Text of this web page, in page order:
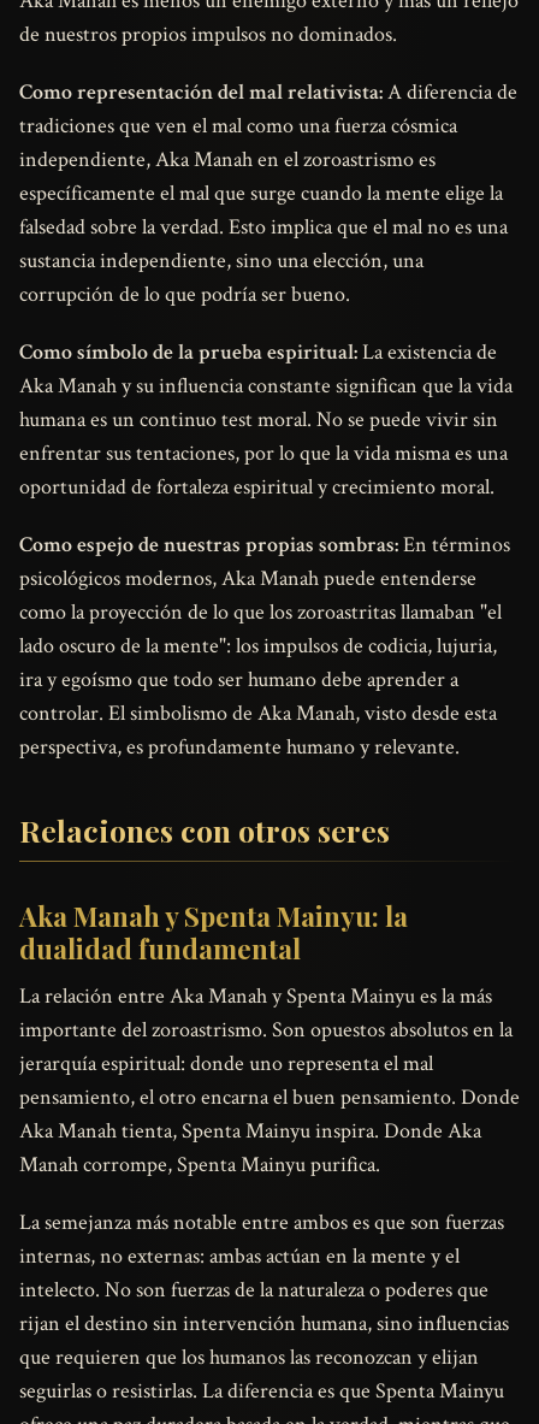
de nuestros propios impulsos no dominados.
Como representación del mal relativista:A diferencia de
tradiciones que ven el mal como una fuerza cósmica
independiente, Aka Manah en el zoroastrismo es
específicamente el mal que surge cuando la mente elige la
falsedad sobre la verdad. Esto implica que el mal no es una
sustancia independiente, sino una elección, una
corrupción de lo que podría ser bueno.
Como símbolo de la prueba espiritual:La existencia de
Aka Manah y su influencia constante significan que la vida
humana es un continuo test moral. No se puede vivir sin
enfrentar sus tentaciones, por lo que la vida misma es una
oportunidad de fortaleza espiritual y crecimiento moral.
Como espejo de nuestras propias sombras:En términos
psicológicos modernos, Aka Manah puede entenderse
como la proyección de lo que los zoroastritas llamaban "el
lado oscuro de la mente": los impulsos de codicia, lujuria,
ira y egoísmo que todo ser humano debe aprender a
controlar. El simbolismo de Aka Manah, visto desde esta
perspectiva, es profundamente humano y relevante.
Relaciones con otros seres
Aka Manah y Spenta Mainyu: la
dualidad fundamental
La relación entre Aka Manah y Spenta Mainyu es la más
importante del zoroastrismo. Son opuestos absolutos en la
jerarquía espiritual: donde uno representa el mal
pensamiento, el otro encarna el buen pensamiento. Donde
Aka Manah tienta, Spenta Mainyu inspira. Donde Aka
Manah corrompe, Spenta Mainyu purifica.
La semejanza más notable entre ambos es que son fuerzas
internas, no externas: ambas actúan en la mente y el
intelecto. No son fuerzas de la naturaleza o poderes que
rijan el destino sin intervención humana, sino influencias
que requieren que los humanos las reconozcan y elijan
seguirlas o resistirlas. La diferencia es que Spenta Mainyu